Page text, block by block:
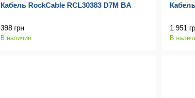
Кабель RockCable RCL30383 D7M BA
398 грн
В наличии
1 951
В